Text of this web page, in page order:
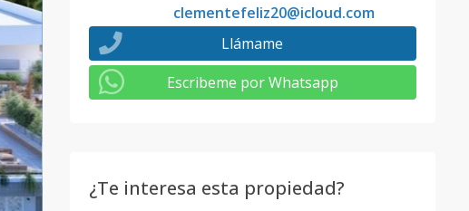
clementefeliz20@icloud.com
Llámame
Escribeme por Whatsapp
¿Te interesa esta propiedad?